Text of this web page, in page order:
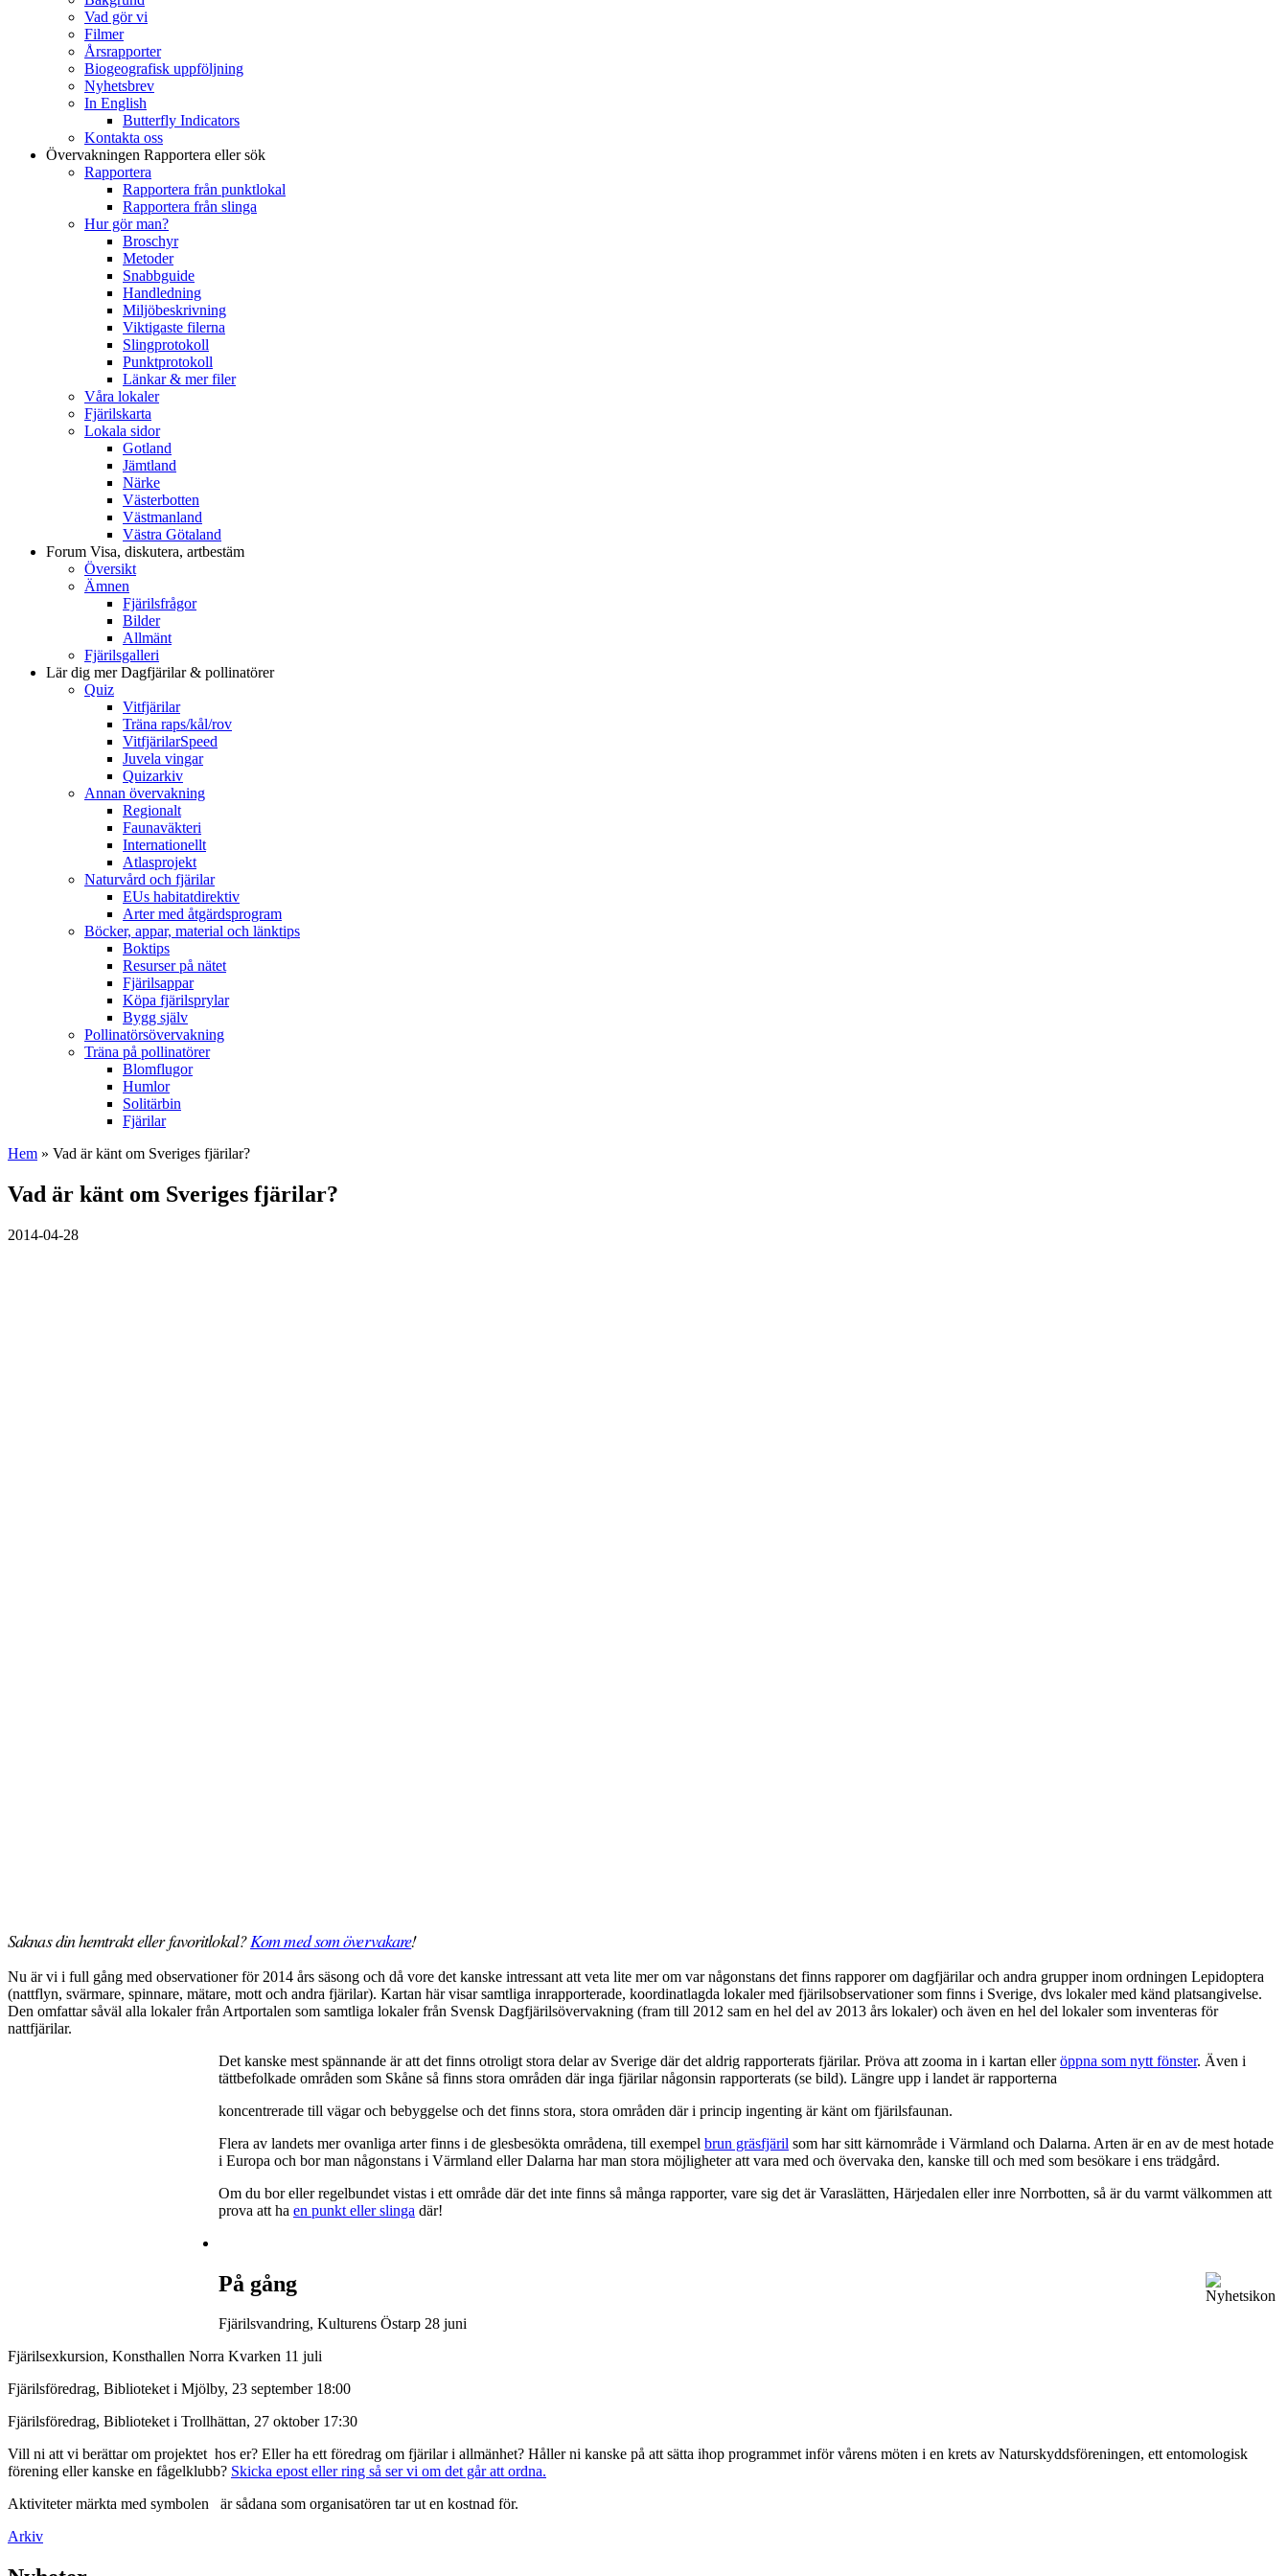
Vad gör vi
Filmer
Årsrapporter
Biogeografisk uppföljning
Nyhetsbrev
In English
Butterfly Indicators
Kontakta oss
Övervakningen Rapportera eller sök
Rapportera
Rapportera från punktlokal
Rapportera från slinga
Hur gör man?
Broschyr
Metoder
Snabbguide
Handledning
Miljöbeskrivning
Viktigaste filerna
Slingprotokoll
Punktprotokoll
Länkar & mer filer
Våra lokaler
Fjärilskarta
Lokala sidor
Gotland
Jämtland
Närke
Västerbotten
Västmanland
Västra Götaland
Forum Visa, diskutera, artbestäm
Översikt
Ämnen
Fjärilsfrågor
Bilder
Allmänt
Fjärilsgalleri
Lär dig merDagfjärilar & pollinatörer
Quiz
Vitfjärilar
Träna raps/kål/rov
VitfjärilarSpeed
Juvela vingar
Quizarkiv
Annan övervakning
Regionalt
Faunaväkteri
Internationellt
Atlasprojekt
Naturvård och fjärilar
EUs habitatdirektiv
Arter med åtgärdsprogram
Böcker, appar, material och länktips
Boktips
Resurser på nätet
Fjärilsappar
Köpa fjärilsprylar
Bygg själv
Pollinatörsövervakning
Träna på pollinatörer
Blomflugor
Humlor
Solitärbin
Fjärilar
Hem » Vad är känt om Sveriges fjärilar?
Vad är känt om Sveriges fjärilar?
2014-04-28
Saknas din hemtrakt eller favoritlokal?Kom med som övervakare!
Nu är vi i full gång med observationer för 2014 års säsong och då vore det kanske intressant att veta lite mer om var någonstans det finns rapporer om dagfjärilar och andra grupper inom ordningen Lepidoptera
(nattflyn, svärmare, spinnare, mätare, mott och andra fjärilar). Kartan här visar samtliga inrapporterade, koordinatlagda lokaler med fjärilsobservationer som finns i Sverige, dvs lokaler med känd platsangivelse.
Den omfattar såväl alla lokaler från Artportalen som samtliga lokaler från Svensk Dagfjärilsövervakning (fram till 2012 sam en hel del av 2013 års lokaler) och även en hel del lokaler som inventeras för
nattfjärilar.
Det kanske mest spännande är att det finns otroligt stora delar av Sverige där det aldrig rapporterats fjärilar. Pröva att zooma in i kartan elleröppna som nytt fönster. Även i
tättbefolkade områden som Skåne så finns stora områden där inga fjärilar någonsin rapporterats (se bild). Längre upp i landet är rapporterna
koncentrerade till vägar och bebyggelse och det finns stora, stora områden där i princip ingenting är känt om fjärilsfaunan.
Flera av landets mer ovanliga arter finns i de glesbesökta områdena, till exempel brun gräsfjäril som har sitt kärnområde i Värmland och Dalarna. Arten är en av de mest hotade
i Europa och bor man någonstans i Värmland eller Dalarna har man stora möjligheter att vara med och övervaka den, kanske till och med som besökare i ens trädgård.
Om du bor eller regelbundet vistas i ett område där det inte finns så många rapporter, vare sig det är Varaslätten, Härjedalen eller inre Norrbotten, så är du varmt välkommen att
prova att ha en punkt eller slinga där!
På gång
Fjärilsvandring, Kulturens Östarp 28 juni
Fjärilsexkursion, Konsthallen Norra Kvarken 11 juli
Fjärilsföredrag, Biblioteket i Mjölby, 23 september 18:00
Fjärilsföredrag, Biblioteket i Trollhättan, 27 oktober 17:30
Vill ni att vi berättar om projektet hos er? Eller ha ett föredrag om fjärilar i allmänhet? Håller ni kanske på att sätta ihop programmet inför vårens möten i en krets av Naturskyddsföreningen, ett entomologisk
förening eller kanske en fågelklubb? Skicka epost eller ring så ser vi om det går att ordna.
Aktiviteter märkta med symbolen
är sådana som organisatören tar ut en kostnad för.
Arkiv